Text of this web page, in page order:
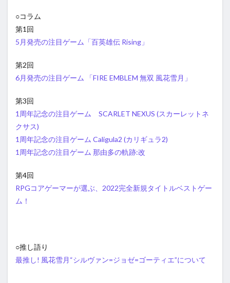
○コラム
第1回
5月発売の注目ゲーム「百英雄伝 Rising」
第2回
6月発売の注目ゲーム 「FIRE EMBLEM 無双 風花雪月」
第3回
1周年記念の注目ゲーム SCARLET NEXUS (スカーレットネ
クサス)
1周年記念の注目ゲーム Caligula2 (カリギュラ2)
1周年記念の注目ゲーム 那由多の軌跡:改
第4回
RPGコアゲーマーが選ぶ、2022完全新規タイトルベストゲー
ム！
○推し語り
最推し! 風花雪月“シルヴァン=ジョゼ=ゴーティエ”について